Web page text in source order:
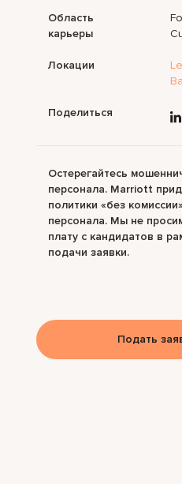
Область
карьеры
Локации
Поделиться
Остерегайтесь
персонала. Marriott
политики «без
персонала. Мы не
плату с кандидатов в
подачи заявки.
Подать